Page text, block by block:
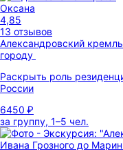
Оксана
4,85
13 отзывов
Александровский
городу
Раскрыть роль
России
6450 ₽
за группу, 1–5 чел.